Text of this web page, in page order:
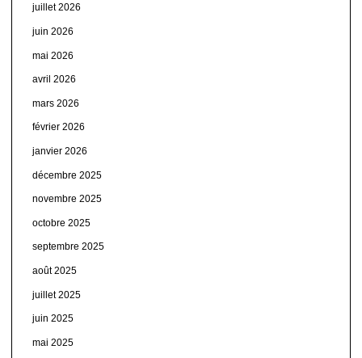
juillet 2026
juin 2026
mai 2026
avril 2026
mars 2026
février 2026
janvier 2026
décembre 2025
novembre 2025
octobre 2025
septembre 2025
août 2025
juillet 2025
juin 2025
mai 2025